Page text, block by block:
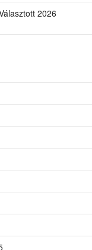
2026